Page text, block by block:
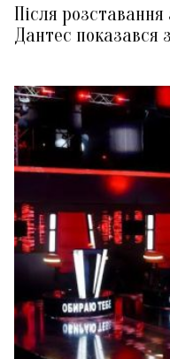
Після
Дантес показався